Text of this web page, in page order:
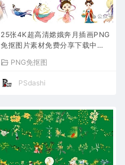
25张4K超高清嫦娥奔月插画PNG
免抠图片素材免费分享下载中秋
模板背景免扣自取无水印卡通八
月十五
PNG免抠图
PSdashi